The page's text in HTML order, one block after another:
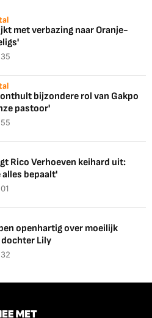
met verbazing naar Oranje-
bijzondere rol van Gakpo
pastoor'
Rico Verhoeven keihard uit:
alles bepaalt'
openhartig over moeilijk
Lily